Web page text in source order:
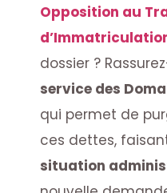
Opposition au
dossier ?
service des
qui permet de
ces dettes,
situation